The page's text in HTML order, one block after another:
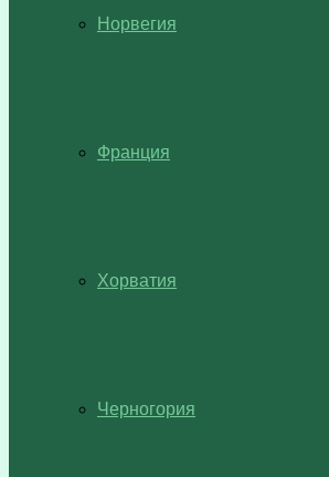
Норвегия
Франция
Хорватия
Черногория